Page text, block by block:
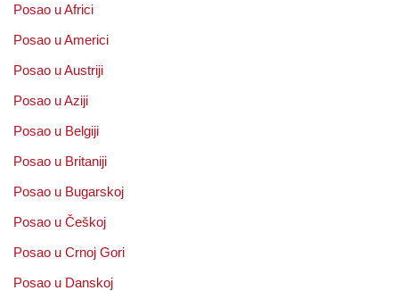
Posao u Africi
Posao u Americi
Posao u Austriji
Posao u Aziji
Posao u Belgiji
Posao u Britaniji
Posao u Bugarskoj
Posao u Češkoj
Posao u Crnoj Gori
Posao u Danskoj